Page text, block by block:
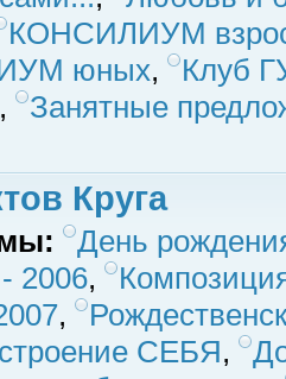
КОНСИЛИУМ
юных,
Клуб
,
Занятные
Круга
День
2006,
,
СЕБЯ,